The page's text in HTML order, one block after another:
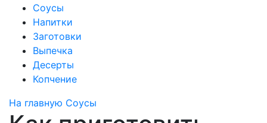
Соусы
Напитки
Заготовки
Выпечка
Десерты
Копчение
На главную Соусы